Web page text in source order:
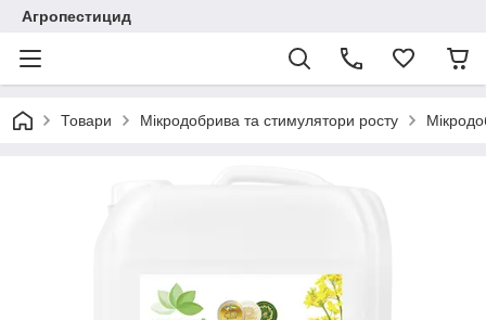
Агропестицид
Товари Мікродобрива та стимулятори росту